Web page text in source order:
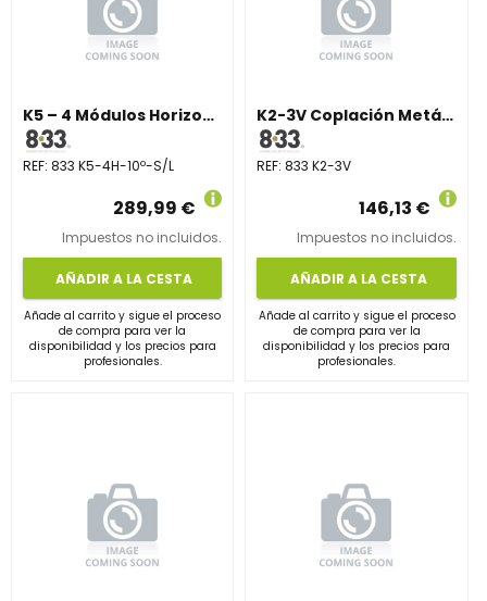
K5 – 4 Módulos Horizontales 10°
REF: 833 K5-4H-10º-S/L
289,99 €
Impuestos no incluidos.
AÑADIR A LA CESTA
Añade al carrito y sigue el proceso
de compra para ver la
disponibilidad y los precios para
profesionales.
K2-3V Coplación Metálica Vertical
REF:833 K2-3V
146,13 €
Impuestos no incluidos.
AÑADIR A LA CESTA
Añade al carrito y sigue el proceso
de compra para ver la
disponibilidad y los precios para
profesionales.